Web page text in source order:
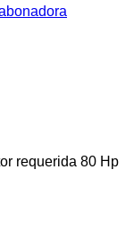
requerida 80 Hp